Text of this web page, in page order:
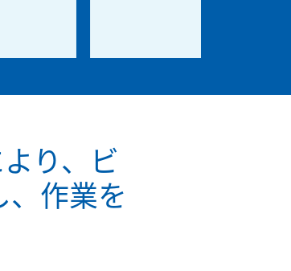
り、ビ
作業を